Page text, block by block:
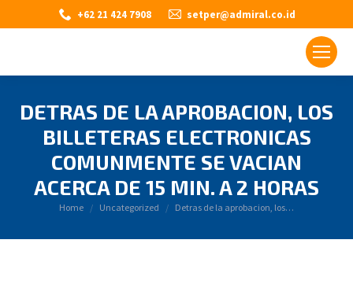
+62 21 424 7908 setper@admiral.co.id
DETRAS DE LA APROBACION, LOS
BILLETERAS ELECTRONICAS
COMUNMENTE SE VACIAN
ACERCA DE 15 MIN. A 2 HORAS
You are here:
Home Uncategorized Detras de la aprobacion, los…